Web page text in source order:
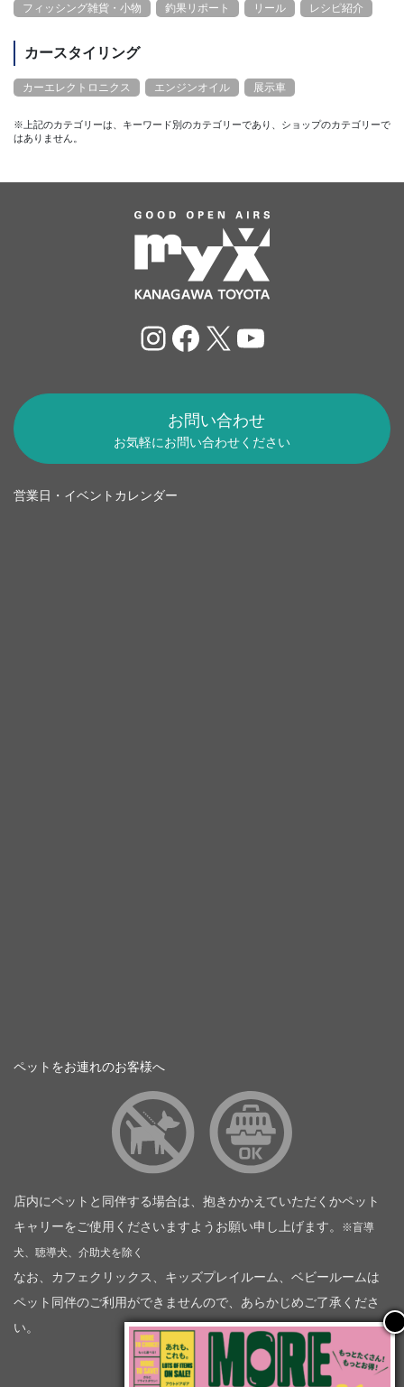
フィッシング雑貨・小物 釣果リポート リール レシピ紹介
カースタイリング
カーエレクトロニクス エンジンオイル 展示車
※上記のカテゴリーは、キーワード別のカテゴリーであり、ショップのカテゴリーで
はありません。
Instagram
Facebook
X YouTube
お問い合わせ
お気軽にお問い合わせください
営業日・イベントカレンダー
ペットをお連れのお客様へ
店内にペットと同伴する場合は、抱きかかえていただくかペット
キャリーをご使用くださいますようお願い申し上げます。
※盲導
犬、聴導犬、介助犬を除く
なお、カフェクリックス、キッズプレイルーム、ベビールームは
ペット同伴のご利用ができませんので、あらかじめご了承くださ
い。